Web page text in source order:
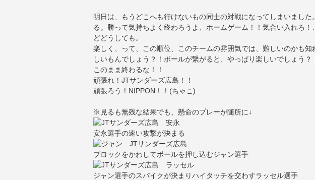
明日は、もうどこへも行けないもの同士の対戦になってしまいまし
る。勝って気持ちよく終わろうよ、ホームゲーム！！気合い入れろ
どどうしても。
楽しく、って、この順位、このチームの雰囲気では、難しいのかも
しいもんでしょう？！ボールが繋がると、やっぱり楽しいでしょう？
このまま終わるな！！
頑張れ！JTサンダーズ広島！！
頑張ろう！NIPPON！！(ちゃこ)
※見るも無残な結果でも、懸命のプレーが随所に↓
安永選手の速い攻撃が決まる
ブロックをかわしてボールを押し込むジャン選手
ジャン選手のスパイクが決まりハイタッチを交わすラッセル選手